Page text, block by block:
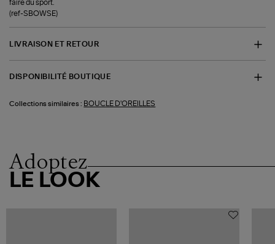
faire du sport.
(ref-SBOWSE)
LIVRAISON ET RETOUR
DISPONIBILITÉ BOUTIQUE
Collections similaires : BOUCLE D'OREILLES
Adoptez
LE LOOK